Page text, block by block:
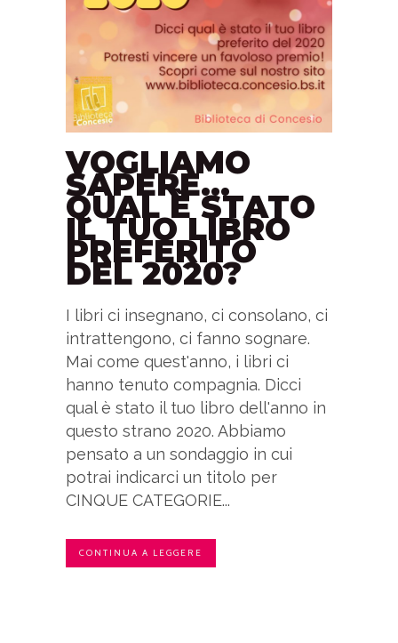
VOGLIAMO
SAPERE…
QUAL È STATO
IL TUO LIBRO
PREFERITO
DEL 2020?
I libri ci insegnano, ci consolano, ci
intrattengono, ci fanno sognare.
Mai come quest'anno, i libri ci
hanno tenuto compagnia. Dicci
qual è stato il tuo libro dell'anno in
questo strano 2020. Abbiamo
pensato a un sondaggio in cui
potrai indicarci un titolo per
CINQUE CATEGORIE...
CONTINUA A LEGGERE